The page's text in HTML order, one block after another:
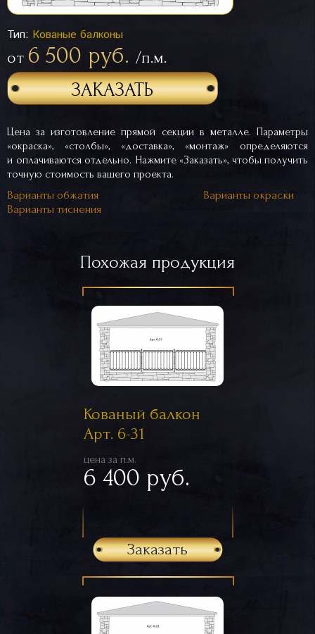
Тип: Кованые балконы
от 6 500 руб. /п.м.
ЗАКАЗАТЬ
Цена за изготовление прямой секции в металле. Параметры
«окраска», «столбы», «доставка», «монтаж» определяются
и оплачиваются отдельно. Нажмите «Заказать», чтобы получить
точную стоимость вашего проекта.
Варианты обжатия
Варианты окраски
Варианты тиснения
Похожая продукция
Кованый балкон
Арт. 6-31
цена за п.м.
6 400 руб.
Заказать